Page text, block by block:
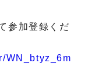
参加登録くだ
WN_btyz_6m